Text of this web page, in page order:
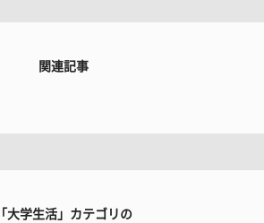
関連記事
「大学生活」カテゴリの